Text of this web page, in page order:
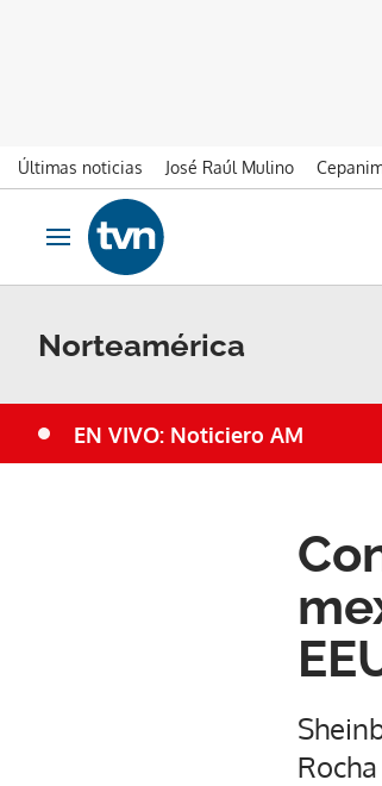
Últimas noticias José Raúl Mulino
Ir al contenido
Obrir navegació
Norteamérica
EN VIVO: Noticiero AM